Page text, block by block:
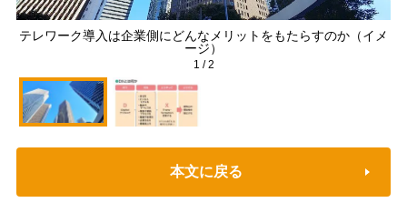
テレワーク導入は企業側にどんなメリットをもたらすのか（イメ
ージ）
1 /2
本文に戻る